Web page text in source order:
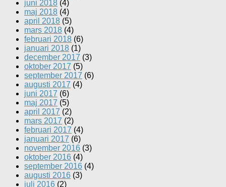
juni 2018 (4)
maj 2018 (4)
april 2018 (5)
mars 2018 (4)
februari 2018 (6)
januari 2018 (1)
december 2017 (3)
oktober 2017 (5)
september 2017 (6)
augusti 2017 (4)
juni 2017 (6)
maj 2017 (5)
april 2017 (2)
mars 2017 (2)
februari 2017 (4)
januari 2017 (6)
november 2016 (3)
oktober 2016 (4)
september 2016 (4)
augusti 2016 (3)
juli 2016 (2)